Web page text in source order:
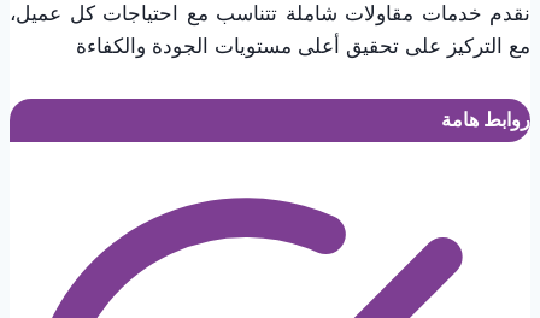
نقدم خدمات مقاولات شاملة تتناسب مع احتياجات كل عميل،
مع التركيز على تحقيق أعلى مستويات الجودة والكفاءة
روابط هامة